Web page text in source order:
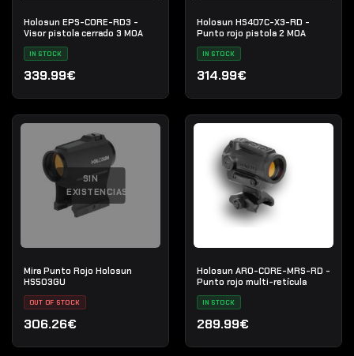
Holosun EPS-CORE-RD3 -
Visor pistola cerrado 3 MOA
IN STOCK
339.99€
Holosun HS407C-X3-RD -
Punto rojo pistola 2 MOA
IN STOCK
314.99€
SIN
EXISTENCIAS
Mira Punto Rojo Holosun
HS503GU
OUT OF STOCK
306.26€
Holosun ARO-CORE-MRS-RD -
Punto rojo multi-retícula
IN STOCK
289.99€